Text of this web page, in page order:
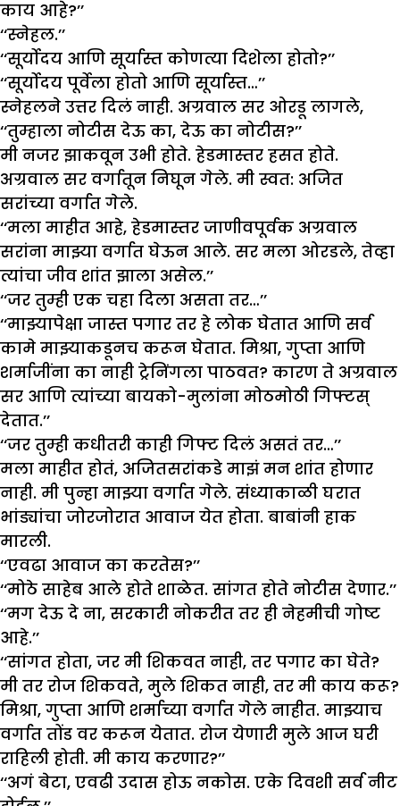
काय आहे?’’
‘‘स्नेहल.’’
‘‘सूर्योदय आणि सूर्यास्त कोणत्या दिशेला होतो?’’
‘‘सूर्योदय पूर्वेला होतो आणि सूर्यास्त…’’
स्नेहलने उत्तर दिलं नाही. अग्रवाल सर ओरडू लागले,
‘‘तुम्हाला नोटीस देऊ का, देऊ का नोटीस?’’
मी नजर झाकवून उभी होते. हेडमास्तर हसत होते.
अग्रवाल सर वर्गातून निघून गेले. मी स्वत: अजित
सरांच्या वर्गात गेले.
‘‘मला माहीत आहे, हेडमास्तर जाणीवपूर्वक अग्रवाल
सरांना माझ्या वर्गात घेऊन आले. सर मला ओरडले, तेव्हा
त्यांचा जीव शांत झाला असेल.’’
‘‘जर तुम्ही एक चहा दिला असता तर…’’
‘‘माझ्यापेक्षा जास्त पगार तर हे लोक घेतात आणि सर्व
कामे माझ्याकडूनच करून घेतात. मिश्रा, गुप्ता आणि
शर्माजींना का नाही ट्रेनिंगला पाठवत? कारण ते अग्रवाल
सर आणि त्यांच्या बायको-मुलांना मोठमोठी गिफ्टस्
देतात.’’
‘‘जर तुम्ही कधीतरी काही गिफ्ट दिलं असतं तर…’’
मला माहीत होतं, अजितसरांकडे माझं मन शांत होणार
नाही. मी पुन्हा माझ्या वर्गात गेले. संध्याकाळी घरात
भांड्यांचा जोरजोरात आवाज येत होता. बाबांनी हाक
मारली.
‘‘एवढा आवाज का करतेस?’’
‘‘मोठे साहेब आले होते शाळेत. सांगत होते नोटीस देणार.’’
‘‘मग देऊ दे ना, सरकारी नोकरीत तर ही नेहमीची गोष्ट
आहे.’’
‘‘सांगत होता, जर मी शिकवत नाही, तर पगार का घेते?
मी तर रोज शिकवते, मुले शिकत नाही, तर मी काय करू?
मिश्रा, गुप्ता आणि शर्माच्या वर्गात गेले नाहीत. माझ्याच
वर्गात तोंड वर करून येतात. रोज येणारी मुले आज घरी
राहिली होती. मी काय करणार?’’
‘‘अगं बेटा, एवढी उदास होऊ नकोस. एके दिवशी सर्व नीट